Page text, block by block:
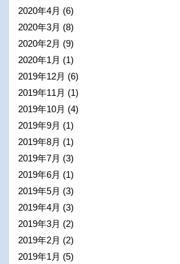
2020年4月 (6)
2020年3月 (8)
2020年2月 (9)
2020年1月 (1)
2019年12月 (6)
2019年11月 (1)
2019年10月 (4)
2019年9月 (1)
2019年8月 (1)
2019年7月 (3)
2019年6月 (1)
2019年5月 (3)
2019年4月 (3)
2019年3月 (2)
2019年2月 (2)
2019年1月 (5)